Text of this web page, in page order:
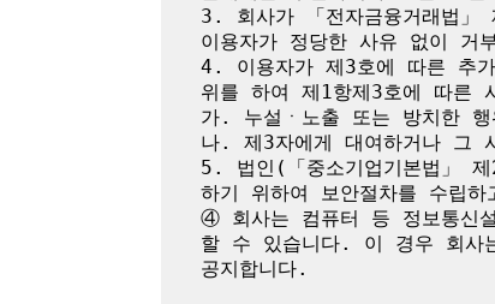
3. 회사가 「전자금융거래법」
이용자가 정당한 사유 없이 거
4. 이용자가 제3호에 따른 추
위를 하여 제1항제3호에 따른
가. 누설ㆍ노출 또는 방치한 행
나. 제3자에게 대여하거나 그
5. 법인(「중소기업기본법」
하기 위하여 보안절차를 수립
④ 회사는 컴퓨터 등 정보통신
할 수 있습니다. 이 경우 회사
공지합니다.